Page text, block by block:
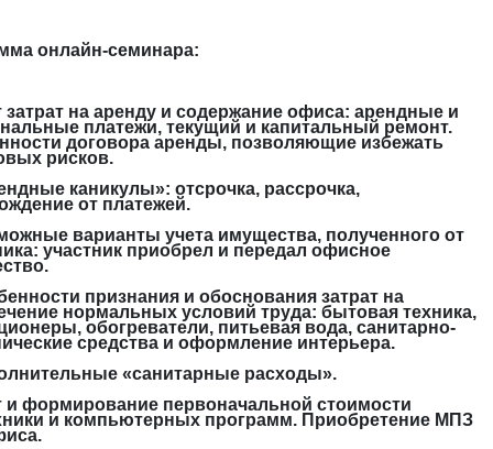
онлайн-семинара:
затрат на аренду и содержание офиса: арендные и
платежи, текущий и капитальный ремонт.
договора аренды, позволяющие избежать
рисков.
каникулы»: отсрочка, рассрочка,
от платежей.
варианты учета имущества, полученного от
участник приобрел и передал офисное
признания и обоснования затрат на
нормальных условий труда: бытовая техника,
обогреватели, питьевая вода, санитарно-
средства и оформление интерьера.
«санитарные расходы».
и формирование первоначальной стоимости
и компьютерных программ. Приобретение МПЗ